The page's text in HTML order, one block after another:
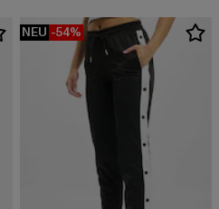
NEU -54%